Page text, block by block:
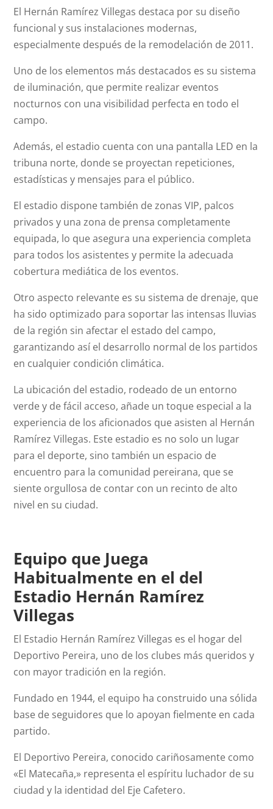
El Hernán Ramírez Villegas destaca por su diseño
funcional y sus instalaciones modernas,
especialmente después de la remodelación de 2011.
Uno de los elementos más destacados es su sistema
de iluminación, que permite realizar eventos
nocturnos con una visibilidad perfecta en todo el
campo.
Además, el estadio cuenta con una pantalla LED en la
tribuna norte, donde se proyectan repeticiones,
estadísticas y mensajes para el público.
El estadio dispone también de zonas VIP, palcos
privados y una zona de prensa completamente
equipada, lo que asegura una experiencia completa
para todos los asistentes y permite la adecuada
cobertura mediática de los eventos.
Otro aspecto relevante es su sistema de drenaje, que
ha sido optimizado para soportar las intensas lluvias
de la región sin afectar el estado del campo,
garantizando así el desarrollo normal de los partidos
en cualquier condición climática.
La ubicación del estadio, rodeado de un entorno
verde y de fácil acceso, añade un toque especial a la
experiencia de los aficionados que asisten al Hernán
Ramírez Villegas. Este estadio es no solo un lugar
para el deporte, sino también un espacio de
encuentro para la comunidad pereirana, que se
siente orgullosa de contar con un recinto de alto
nivel en su ciudad.
Equipo que Juega
Habitualmente en el del
Estadio Hernán Ramírez
Villegas
El Estadio Hernán Ramírez Villegas es el hogar del
Deportivo Pereira, uno de los clubes más queridos y
con mayor tradición en la región.
Fundado en 1944, el equipo ha construido una sólida
base de seguidores que lo apoyan fielmente en cada
partido.
El Deportivo Pereira, conocido cariñosamente como
«El Matecaña,» representa el espíritu luchador de su
ciudad y la identidad del Eje Cafetero.